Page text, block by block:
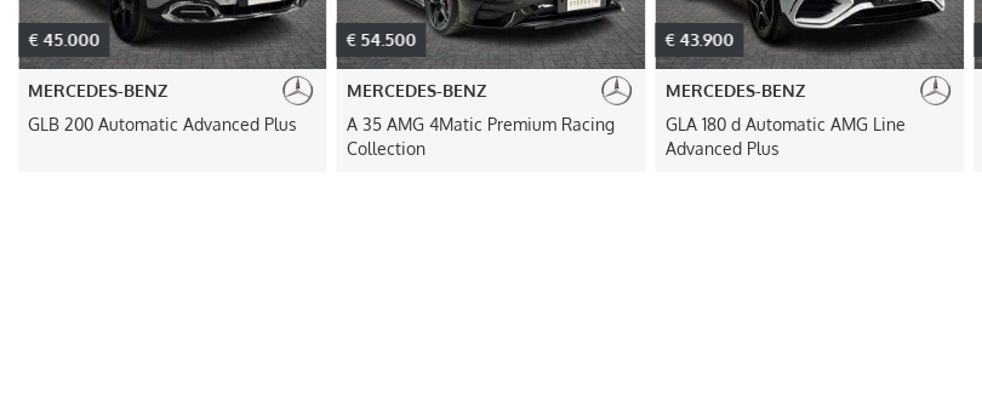
€ 45.000
MERCEDES-BENZ
GLB 200 Automatic Advanced Plus
€ 54.500
MERCEDES-BENZ
A 35 AMG 4Matic Premium Racing
Collection
€ 43.900
MERCEDES-BENZ
GLA 180 d Automatic AMG Line
Advanced Plus